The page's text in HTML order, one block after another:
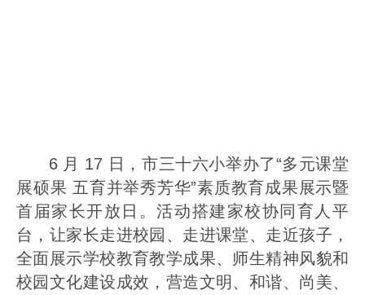
6 月 17 日，市三十六小举办了“多元课堂
展硕果 五育并举秀芳华”素质教育成果展示暨
首届家长开放日。活动搭建家校协同育人平
台，让家长走进校园、走进课堂、走近孩子，
全面展示学校教育教学成果、师生精神风貌和
校园文化建设成效，营造文明、和谐、尚美、